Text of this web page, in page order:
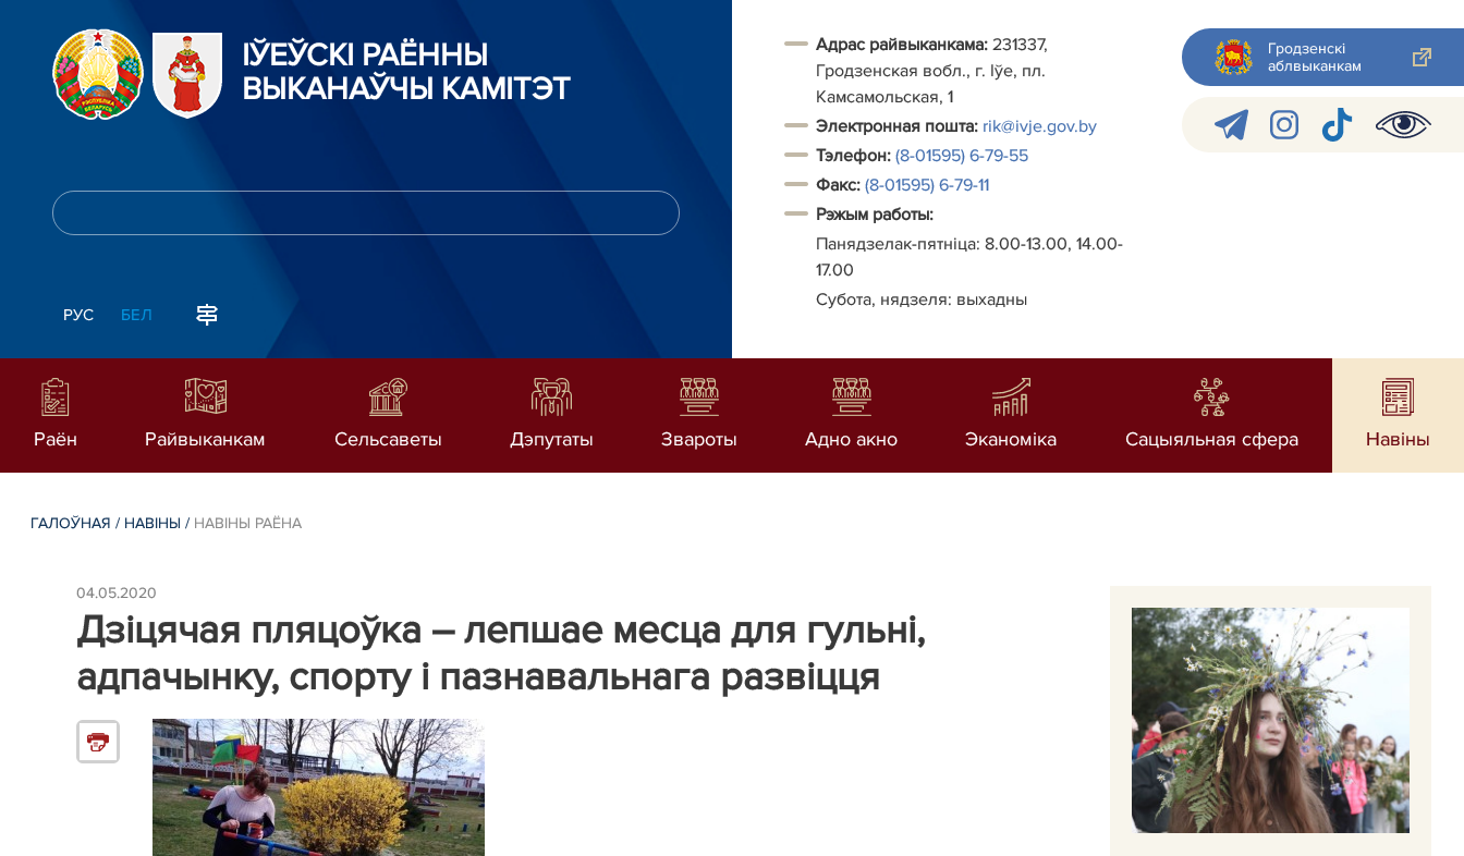
ІЎЕЎСКІ РАЁННЫ
ВЫКАНАЎЧЫ КАМІТЭТ
РУС БЕЛ
Адрас райвыканкама: 231337,
Гродзенская вобл., г. Іўе, пл.
Камсамольская, 1
Электронная пошта: rik@ivje.gov.by
Тэлефон: (8-01595) 6-79-55
Факс: (8-01595) 6-79-11
Рэжым работы:
Панядзелак-пятніца: 8.00-13.00, 14.00-
17.00
Субота, нядзеля: выхадны
Гродзенскі
аблвыканкам
Раён Райвыканкам Сельсаветы Дэпутаты Звароты Адно акно Эканоміка Сацыяльная сфера Навiны
ГАЛОЎНАЯ / НАВIНЫ / НАВIНЫ РАЁНА
04.05.2020
Дзіцячая пляцоўка – лепшае месца для гульні,
адпачынку, спорту і пазнавальнага развіцця